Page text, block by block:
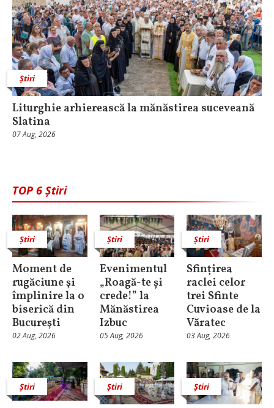
Știri
Liturghie arhierească la mănăstirea suceveană
Slatina
07 Aug, 2026
TOP 6 Știri
Știri
Moment de
rugăciune şi
împlinire la o
biserică din
Bucureşti
02 Aug, 2026
Știri
Evenimentul
„Roagă-te și
crede!” la
Mănăstirea
Izbuc
05 Aug, 2026
Știri
Sfințirea
raclei celor
trei Sfinte
Cuvioase de la
Văratec
03 Aug, 2026
Știri Știri Știri